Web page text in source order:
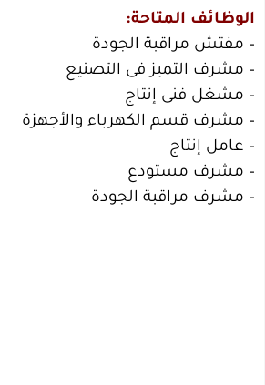
الوظائف المتاحة:
– مفتش مراقبة الجودة
– مشرف التميز فى التصنيع
– مشغل فنى إنتاج
– مشرف قسم الكهرباء والأجهزة
– عامل إنتاج
– مشرف مستودع
– مشرف مراقبة الجودة